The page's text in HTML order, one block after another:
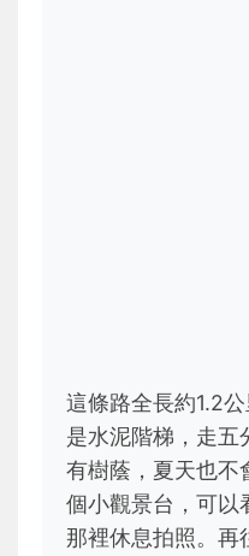
這條路全長約1.2
是水泥階梯，走五
有樹蔭，夏天也不
個小觀景台，可以
那裡休息拍照。再